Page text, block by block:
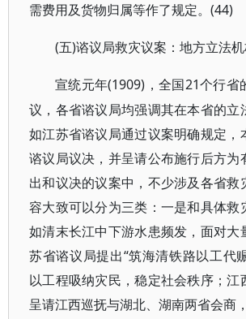
需费用及货物归属等作了规定。(44)
(五)谘议局救灾议案：地方立法
宣统元年(1909)，全国21个行省
议，各省谘议局均强调其在本省的立
如江苏省谘议局通过议案明确规定，
谘议局议决，并呈请公布施行后方为
出和议决的议案中，不少涉及各省救
容大致可以分为三类：一是和具体救
如清末长江中下游水患频发，面对大
苏省谘议局提出“筑海清铁路以工代
以工程吸纳灾民，稳定社会秩序；江
呈请江西巡抚与湖北、湖南两省会商